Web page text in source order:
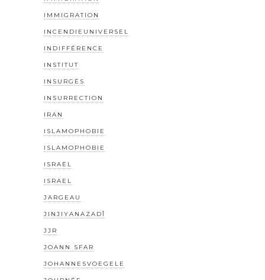
IMMIGRATION
INCENDIEUNIVERSEL
INDIFFÉRENCE
INSTITUT
INSURGÉS
INSURRECTION
IRAN
ISLAMOPHOBIE
ISLAMOPHOBIE
ISRAËL
ISRAEL
JARGEAU
JINJIYANAZADÎ
JJR
JOANN SFAR
JOHANNESVOEGELE